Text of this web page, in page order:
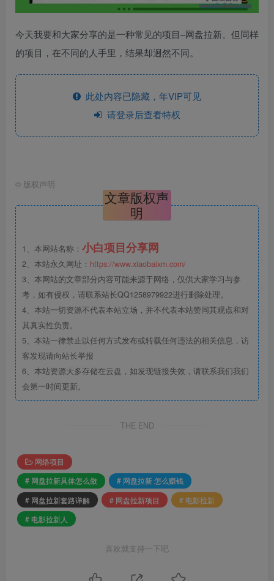
今天我要和大家分享的是一种常见的项目–网盘拉新。但同样
的项目，在不同的人手里，结果却迥然不同。
此处内容已隐藏，年VIP可见
请登录后查看特权
© 版权声明
文章版权声
明
1、本网站名称： 小白项目分享网
2、本站永久网址： https://www.xiaobaixm.com/
3、本网站的文章部分内容可能来源于网络，仅供大家学习与参
考，如有侵权，请联系站长QQ1258979922进行删除处理。
4、本站一切资源不代表本站立场，并不代表本站赞同其观点和对
其真实性负责。
5、本站一律禁止以任何方式发布或转载任何违法的相关信息，访
客发现请向站长举报
6、本站资源大多存储在云盘，如发现链接失效，请联系我们我们
会第一时间更新。
THE END
网络项目
# 网盘拉新具体怎么做
# 网盘拉新 怎么赚钱
# 网盘拉新套路详解
# 网盘拉新项目
# 电影拉新
# 电影拉新人
喜欢就支持一下吧